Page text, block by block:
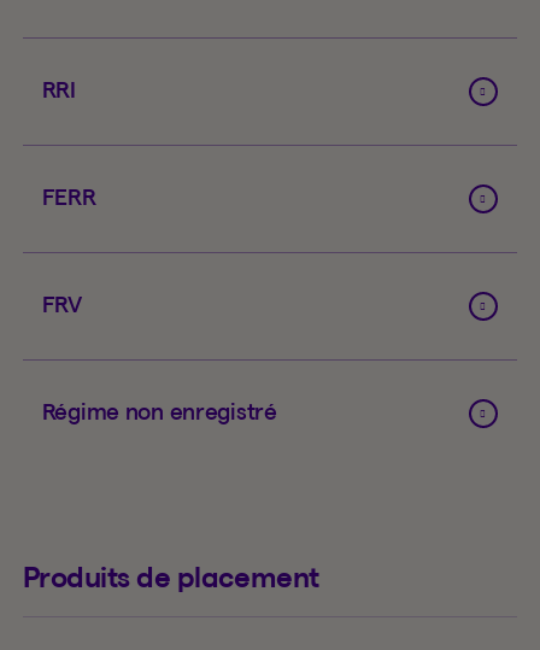
RRI
FERR
FRV
Régime non enregistré
Produits de placement